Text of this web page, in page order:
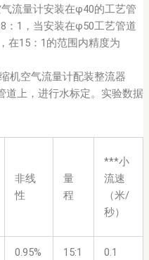
流量计安装在φ40的工艺管
：1，当安装在φ50工艺管道
在15：1的范围内精度为
机空气流量计配装整流器
道上，进行水标定。实验数据
非线
性
量
程
***小
流速
（米/
秒）
0.95% 15:1 0.1